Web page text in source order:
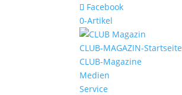
Facebook
0-Artikel
CLUB-MAGAZIN-Startseite
CLUB-Magazine
Medien
Service